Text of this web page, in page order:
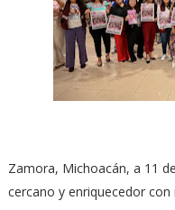
Zamora, Michoacán, a 11
cercano y enriquecedor